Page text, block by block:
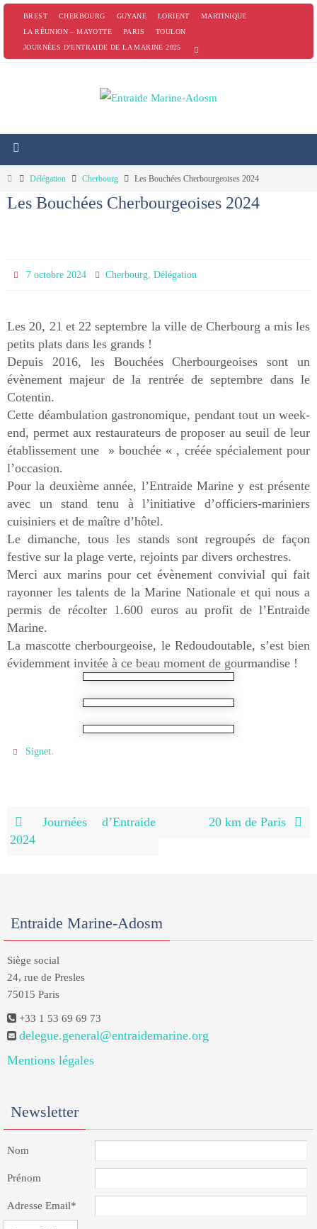
PasserBREST CHERBOURG GUYANE LORIENT
MARTINIQUE
LA RÉUNION – MAYOTTE
PARIS
TOULON
JOURNÉES D’ENTRAIDE DE LA MARINE 2025
HomeDélégation Cherbourg Les Bouchées Cherbourgeoises 2024
Les Bouchées Cherbourgeoises 2024
7 octobre 2024 Cherbourg, Délégation
Les 20, 21 et 22 septembre la ville de Cherbourg a mis les
petits plats dans les grands !
Depuis 2016, les Bouchées Cherbourgeoises sont un
évènement majeur de la rentrée de septembre dans le
Cotentin.
Cette déambulation gastronomique, pendant tout un week-
end, permet aux restaurateurs de proposer au seuil de leur
établissement une » bouchée « , créée spécialement pour
l’occasion.
Pour la deuxième année, l’Entraide Marine y est présente
avec un stand tenu à l’initiative d’officiers-mariniers
cuisiniers et de maître d’hôtel.
Le dimanche, tous les stands sont regroupés de façon
festive sur la plage verte, rejoints par divers orchestres.
Merci aux marins pour cet évènement convivial qui fait
rayonner les talents de la Marine Nationale et qui nous a
permis de récolter 1.600 euros au profit de l’Entraide
Marine.
La mascotte cherbourgeoise, le Redoudoutable, s’est bien
évidemment invitée à ce beau moment de gourmandise !
Signet.
Journées d’Entraide
2024
20 km de Paris
Entraide Marine-Adosm
Siège social
24, rue de Presles
75015 Paris
+33 1 53 69 69 73
delegue.general@entraidemarine.org
Mentions légales
Newsletter
Nom
Prénom
Adresse Email*